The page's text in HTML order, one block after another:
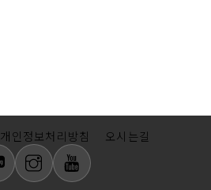
개인정보처리방침 오시는길